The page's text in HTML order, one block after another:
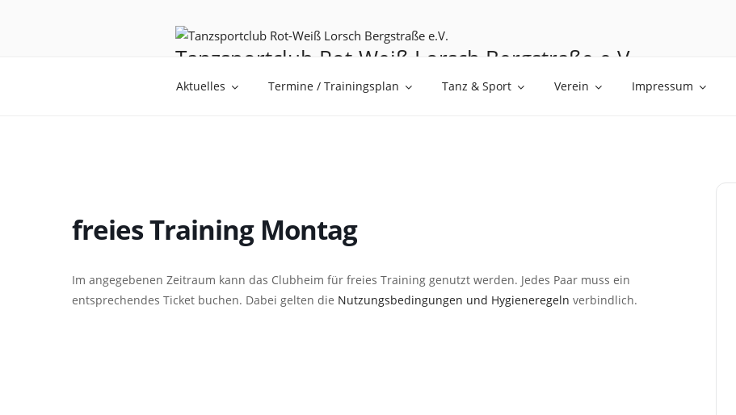
Tanzsportclub Rot-Weiß Lorsch Bergstraße e.V.
Tanzen ist Träumen mit den Füßen
Aktuelles Termine / Trainingsplan Tanz & Sport Verein Impressum
freies Training Montag
Im angegebenen Zeitraum kann das Clubheim für freies Training genutzt werden. Jedes Paar muss ein
entsprechendes Ticket buchen. Dabei gelten die Nutzungsbedingungen und Hygieneregeln verbindlich.